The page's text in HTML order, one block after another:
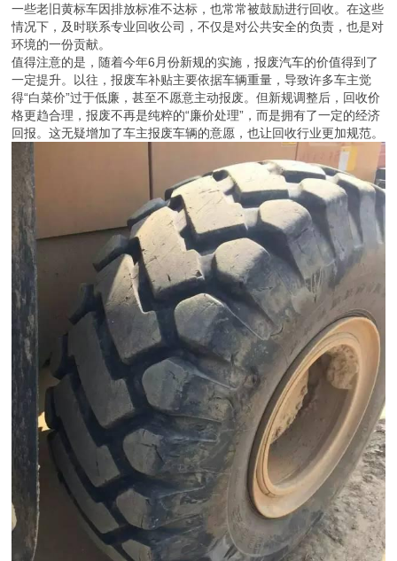
一些老旧黄标车因排放标准不达标，也常常被鼓励进行回收。在这些
情况下，及时联系专业回收公司，不仅是对公共安全的负责，也是对
环境的一份贡献。
值得注意的是，随着今年6月份新规的实施，报废汽车的价值得到了
一定提升。以往，报废车补贴主要依据车辆重量，导致许多车主觉
得“白菜价”过于低廉，甚至不愿意主动报废。但新规调整后，回收价
格更趋合理，报废不再是纯粹的“廉价处理”，而是拥有了一定的经济
回报。这无疑增加了车主报废车辆的意愿，也让回收行业更加规范。